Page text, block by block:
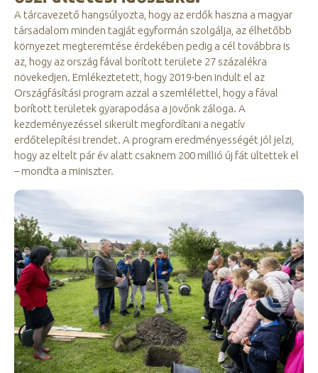
A tárcavezető hangsúlyozta, hogy az erdők haszna a magyar
társadalom minden tagját egyformán szolgálja, az élhetőbb
környezet megteremtése érdekében pedig a cél továbbra is
az, hogy az ország fával borított területe 27 százalékra
növekedjen. Emlékeztetett, hogy 2019-ben indult el az
Országfásítási program azzal a szemlélettel, hogy a fával
borított területek gyarapodása a jövőnk záloga. A
kezdeményezéssel sikerült megfordítani a negatív
erdőtelepítési trendet. A program eredményességét jól jelzi,
hogy az eltelt pár év alatt csaknem 200 millió új fát ültettek el
– mondta a miniszter.